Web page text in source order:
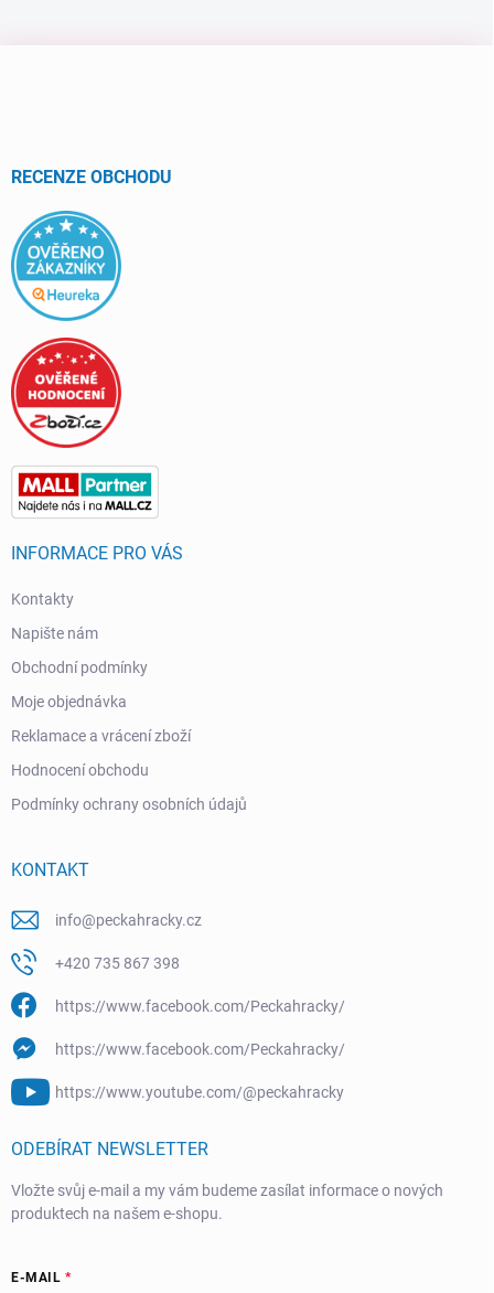
RECENZE OBCHODU
INFORMACE PRO VÁS
Kontakty
Napište nám
Obchodní podmínky
Moje objednávka
Reklamace a vrácení zboží
Hodnocení obchodu
Podmínky ochrany osobních údajů
KONTAKT
info@peckahracky.cz
+420 735 867 398
https://www.facebook.com/Peckahracky/
https://www.facebook.com/Peckahracky/
https://www.youtube.com/@peckahracky
ODEBÍRAT NEWSLETTER
Vložte svůj e-mail a my vám budeme zasílat informace o nových
produktech na našem e-shopu.
E-MAIL